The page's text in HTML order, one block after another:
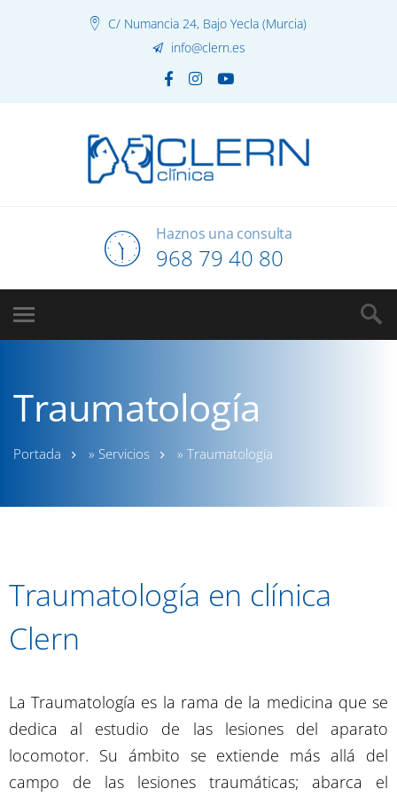
C/ Numancia 24, Bajo Yecla (Murcia)
info@clern.es
Haznos una consulta
968 79 40 80
Traumatología
Portada » Servicios » Traumatología
Traumatología en clínica
Clern
La Traumatología es la rama de la medicina que se
dedica al estudio de las lesiones del aparato
locomotor. Su ámbito se extiende más allá del
campo de las lesiones traumáticas; abarca el